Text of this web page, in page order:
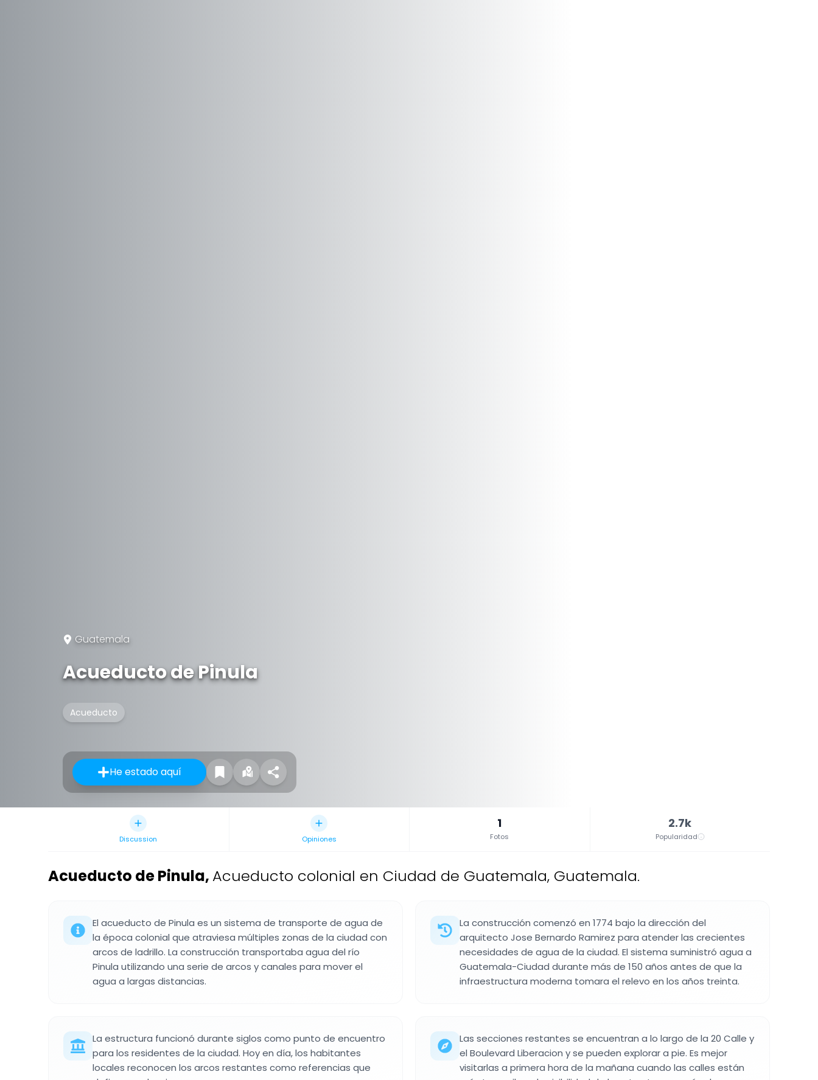
Guatemala
Acueducto de Pinula
Acueducto
He estado aquí
Discussion Opiniones
1
Fotos
2.7k
Popularidad
Acueducto de Pinula, Acueducto colonial en Ciudad de Guatemala, Guatemala.
El acueducto de Pinula es un sistema de transporte de agua de
la época colonial que atraviesa múltiples zonas de la ciudad con
arcos de ladrillo. La construcción transportaba agua del río
Pinula utilizando una serie de arcos y canales para mover el
agua a largas distancias.
La construcción comenzó en 1774 bajo la dirección del
arquitecto Jose Bernardo Ramirez para atender las crecientes
necesidades de agua de la ciudad. El sistema suministró agua a
Guatemala-Ciudad durante más de 150 años antes de que la
infraestructura moderna tomara el relevo en los años treinta.
La estructura funcionó durante siglos como punto de encuentro
para los residentes de la ciudad. Hoy en día, los habitantes
locales reconocen los arcos restantes como referencias que
Las secciones restantes se encuentran a lo largo de la 20 Calle y
el Boulevard Liberacion y se pueden explorar a pie. Es mejor
visitarlas a primera hora de la mañana cuando las calles están